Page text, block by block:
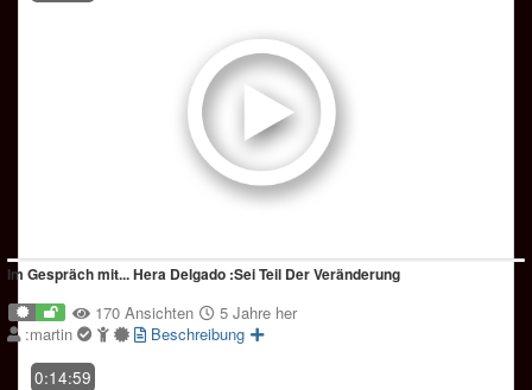
Im Gespräch mit... Hera Delgado :Sei Teil Der Veränderung
170 Ansichten
5 Jahre her
:martin
Beschreibung
0:14:59